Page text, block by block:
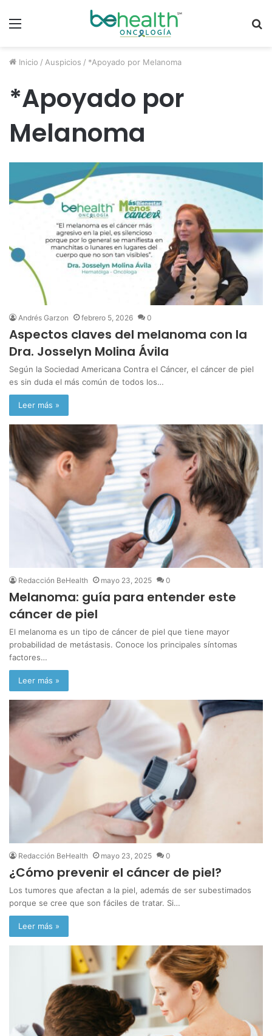
Inicio / Auspicios / *Apoyado por Melanoma
*Apoyado por
Melanoma
Andrés Garzon febrero 5, 2026 0
Aspectos claves del melanoma con la
Dra. Josselyn Molina Ávila
Según la Sociedad Americana Contra el Cáncer, el cáncer de piel
es sin duda el más común de todos los…
Leer más »
Redacción BeHealth mayo 23, 2025 0
Melanoma: guía para entender este
cáncer de piel
El melanoma es un tipo de cáncer de piel que tiene mayor
probabilidad de metástasis. Conoce los principales síntomas
factores…
Leer más »
Redacción BeHealth mayo 23, 2025 0
¿Cómo prevenir el cáncer de piel?
Los tumores que afectan a la piel, además de ser subestimados
porque se cree que son fáciles de tratar. Si…
Leer más »